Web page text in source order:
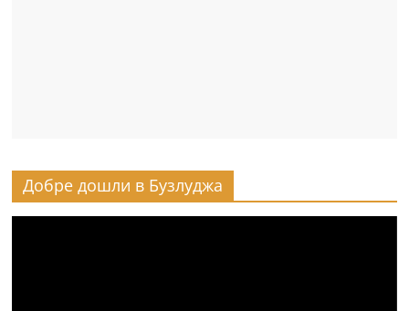
Добре дошли в Бузлуджа